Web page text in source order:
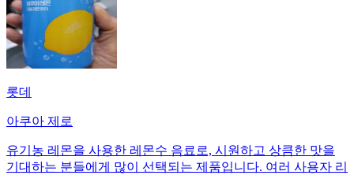
롯데
아쿠아 제로
유기농 레몬을 사용한 레몬수 음료로, 시원하고 상큼한 맛을
기대하는 분들에게 많이 선택되는 제품입니다. 여러 사용자 리